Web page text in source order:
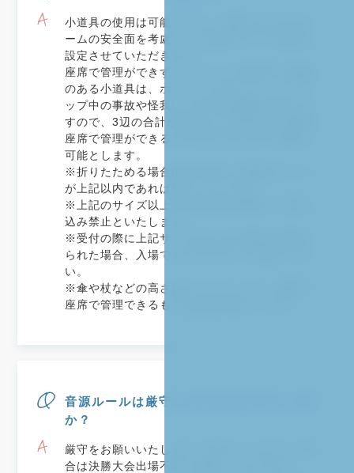
小道具の使用は可能ですが、出場する全てのチ
ームの安全面を考慮し、小道具のサイズ規定を
設定させていただきます。
座席で管理ができず、ホワイエで管理する必要
のある小道具は、ホワイエでのウォーミングア
ップ中の事故や怪我につながる危険性がありま
すので、3辺の合計が150センチ以内かつ自身の
座席で管理ができるもののみ本大会での使用を
可能とします。
※折りたためる場合は折り畳んだ状態のサイズ
が上記以内であれば可といたします。
※上記のサイズ以上の小道具は会場内への持ち
込み禁止といたします。
※受付の際に上記サイズ以上の小道具が見受け
られた場合、入場できませんのでご注意くださ
い。
※傘や杖などの高さはオーバーしても、確実に
座席で管理できるものは使用可能とします。
音源ルールは厳守しなければならないです
か？
厳守をお願いいたします。厳守いただけない場
合は決勝大会出場不可（失格）となります。